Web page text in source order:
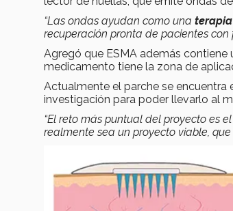
“Las ondas ayudan como una terapia
recuperación pronta de pacientes con
Agregó que ESMA además contiene
medicamento tiene la zona de
Actualmente el parche se encuentra
investigación para poder llevarlo al
“El reto más puntual del proyecto es
realmente sea un proyecto viable,